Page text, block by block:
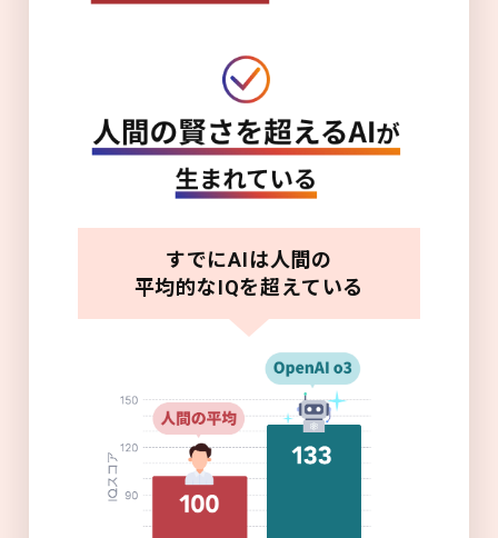
すでにAIは人間の
平均的なIQを超えている